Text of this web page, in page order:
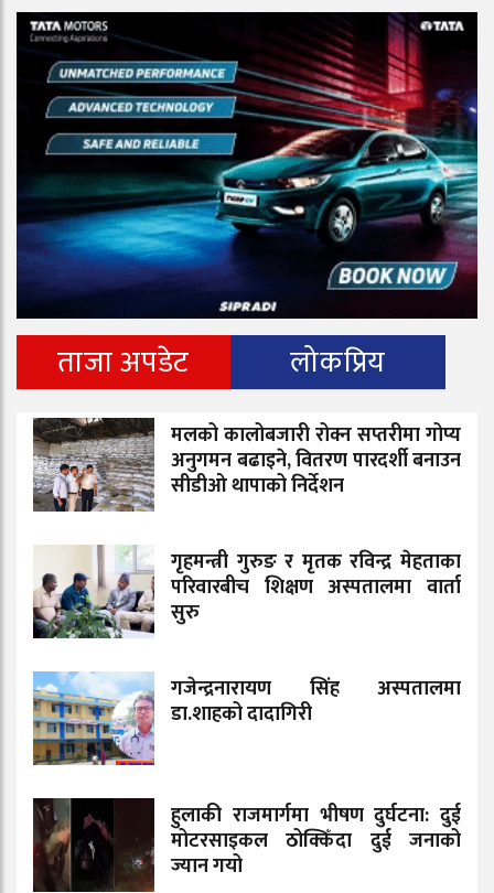
ताजा अपडेट लोकप्रिय
मलको कालोबजारी रोक्न सप्तरीमा गोप्य
अनुगमन बढाइने, वितरण पारदर्शी बनाउन
सीडीओ थापाको निर्देशन
गृहमन्त्री गुरुङ र मृतक रविन्द्र मेहताका
परिवारबीच शिक्षण अस्पतालमा वार्ता
सुरु
गजेन्द्रनारायण सिंह अस्पतालमा
डा.शाहको दादागिरी
हुलाकी राजमार्गमा भीषण दुर्घटना: दुई
मोटरसाइकल ठोक्किँदा दुई जनाको
ज्यान गयो